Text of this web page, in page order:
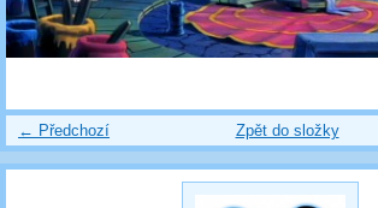
← Předchozí Zpět do složky